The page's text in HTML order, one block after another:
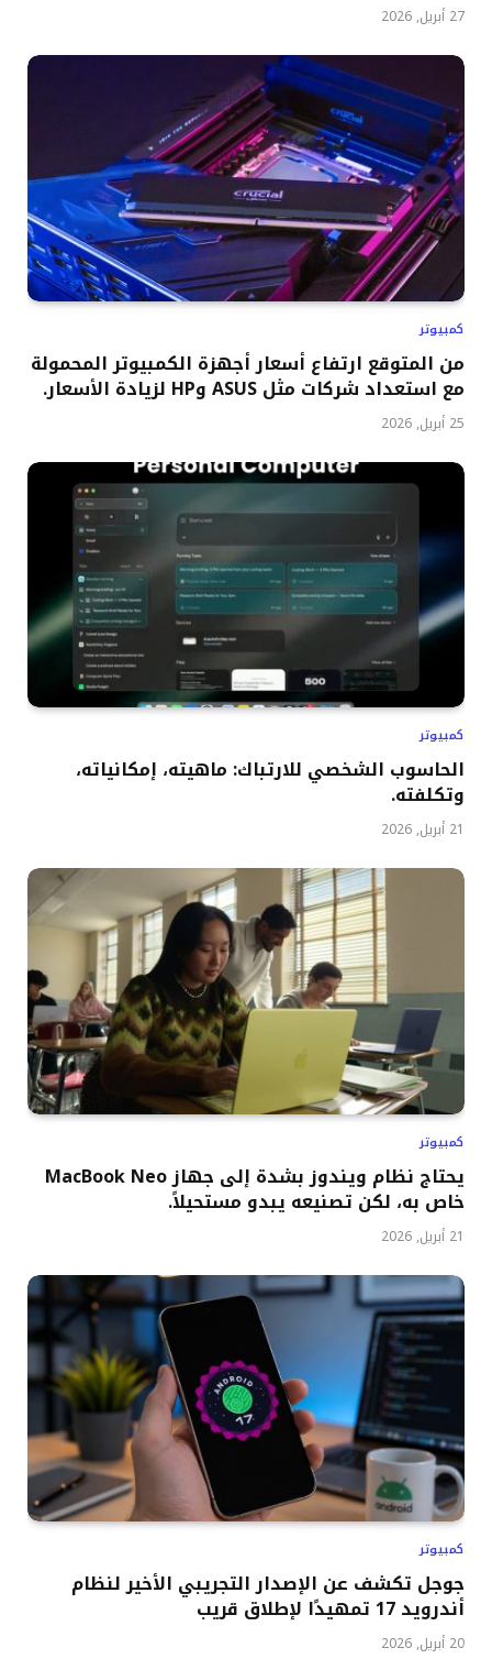
27 أبريل, 2026
كمبيوتر
من المتوقع ارتفاع أسعار أجهزة الكمبيوتر المحمولة
مع استعداد شركات مثل ASUS وHP لزيادة الأسعار.
25 أبريل, 2026
كمبيوتر
الحاسوب الشخصي للارتباك: ماهيته، إمكانياته،
وتكلفته.
21 أبريل, 2026
كمبيوتر
يحتاج نظام ويندوز بشدة إلى جهاز MacBook Neo
خاص به، لكن تصنيعه يبدو مستحيلاً.
21 أبريل, 2026
كمبيوتر
جوجل تكشف عن الإصدار التجريبي الأخير لنظام
أندرويد 17 تمهيدًا لإطلاق قريب
20 أبريل, 2026